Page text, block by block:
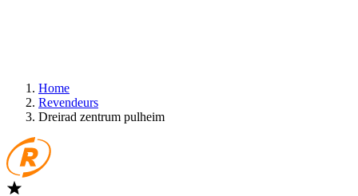
Home
Revendeurs
Dreirad zentrum pulheim